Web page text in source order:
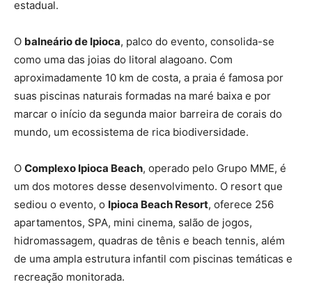
estadual.
O balneário de Ipioca, palco do evento, consolida-se
como uma das joias do litoral alagoano. Com
aproximadamente 10 km de costa, a praia é famosa por
suas piscinas naturais formadas na maré baixa e por
marcar o início da segunda maior barreira de corais do
mundo, um ecossistema de rica biodiversidade.
O Complexo Ipioca Beach, operado pelo Grupo MME, é
um dos motores desse desenvolvimento. O resort que
sediou o evento, o Ipioca Beach Resort, oferece 256
apartamentos, SPA, mini cinema, salão de jogos,
hidromassagem, quadras de tênis e beach tennis, além
de uma ampla estrutura infantil com piscinas temáticas e
recreação monitorada.